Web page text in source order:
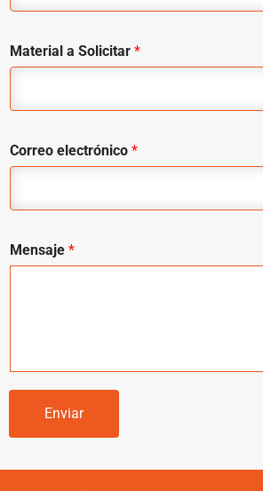
Material a Solicitar *
Correo electrónico *
Mensaje *
Enviar